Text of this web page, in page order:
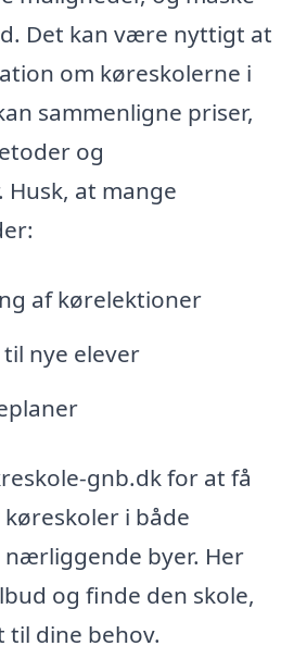
Det kan være nyttigt at
om køreskolerne i
sammenligne priser,
og
Husk, at mange
af kørelektioner
nye elever
gnb.dk for at få
i både
byer. Her
og finde den skole,
til dine behov.